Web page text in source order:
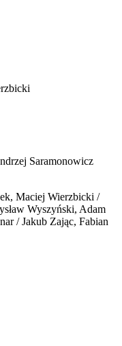
Saramonowicz
Maciej Wierzbicki /
Wyszyński, Adam
/ Jakub Zając, Fabian